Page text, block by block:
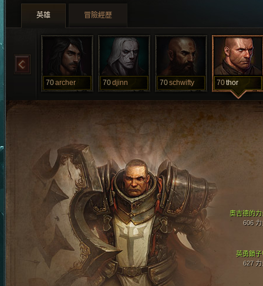
英雄 冒險經歷
70archer 70djinn 70schwifty 70thor
英勇鎖子
627 力
奧吉德的力
606 力